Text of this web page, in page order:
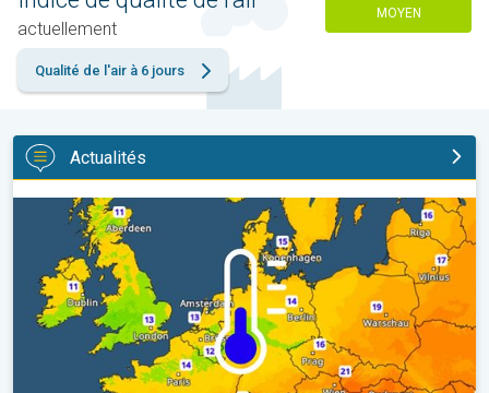
actuellement
MOYEN
Qualité de l'air à 6 jours
Actualités
Des nuits plus fraîches en perspective. Europe occidentale. . .